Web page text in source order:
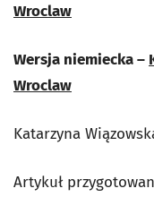
Wroclaw
Wersja niemiecka –
Wroclaw
Katarzyna
Artykuł